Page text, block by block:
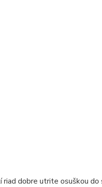
dobre utrite osuškou do